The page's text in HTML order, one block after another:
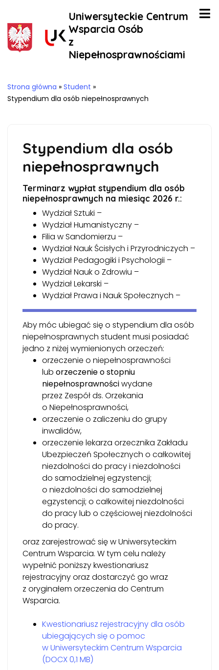
Uniwersyteckie Centrum
Wsparcia Osób
z
Niepełnosprawnościami
Strona główna » Student »
Stypendium dla osób niepełnosprawnych
Stypendium dla osób
niepełnosprawnych
Terminarz wypłat stypendium dla osób
niepełnosprawnych na miesiąc 2026 r.:
Wydział Sztuki –
Wydział Humanistyczny –
Filia w Sandomierzu –
Wydział Nauk Ścisłych i Przyrodniczych –
Wydział Pedagogiki i Psychologii –
Wydział Nauk o Zdrowiu –
Wydział Lekarski –
Wydział Prawa i Nauk Społecznych –
Aby móc ubiegać się o stypendium dla osób
niepełnosprawnych student musi posiadać
jedno z niżej wymienionych orzeczeń:
orzeczenie o niepełnosprawności
lub orzeczenie o stopniu
niepełnosprawnościwydane
przez Zespół ds. Orzekania
o Niepełnosprawności,
orzeczenie o zaliczeniu do grupy
inwalidów,
orzeczenie lekarza orzecznika Zakładu
Ubezpieczeń Społecznych o całkowitej
niezdolności do pracy i niezdolności
do samodzielnej egzystencji;
o niezdolności do samodzielnej
egzystencji; o całkowitej niezdolności
do pracy lub o częściowej niezdolności
do pracy.
oraz zarejestrować się w Uniwersyteckim
Centrum Wsparcia. W tym celu należy
wypełnić poniższy kwestionariusz
rejestracyjny oraz dostarczyć go wraz
z oryginałem orzeczenia do Centrum
Wsparcia.
Kwestionariusz rejestracyjny dla osób
ubiegających się o pomoc
w Uniwersyteckim Centrum Wsparcia
(DOCX 0,1 MB)